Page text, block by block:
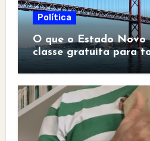
Política
O que o Estado Novo
classe gratuita para